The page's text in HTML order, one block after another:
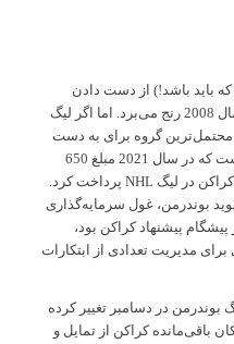
باید باشد!) از دست دادن
سوپرسونیکس به اوکلاهما سیتی در سال 2008 رنج می‌برد. اما اگر لیگ
محتمل‌ترین گروه برای به دست
آوردن یک امتیاز NBA همان گروهی است که در سال 2021 مبلغ 650
میلیون دلار برای حق امتیاز تیم سیاتل کراکن در لیگ NHL پرداخت کرد.
بوندرمن، غول سرمایه‌گذاری
پیشنهاد کراکن بود،
مدیریت تعدادی از ابتکارات
در دسامبر تغییر کرده
باقی‌مانده کراکن از تمایل و